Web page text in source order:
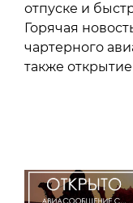
отпуске и
Горячая
чартерного
также